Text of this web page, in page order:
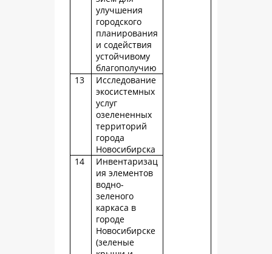
улучшения
городского
планирования
и содействия
устойчивому
благополучию
13
Исследование
экосистемных
услуг
озелененных
территорий
города
Новосибирска
14
Инвентаризац
ия элементов
водно-
зеленого
каркаса в
городе
Новосибирске
(зеленые